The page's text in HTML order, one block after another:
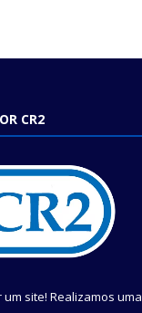
CR2
site! Realizamos uma